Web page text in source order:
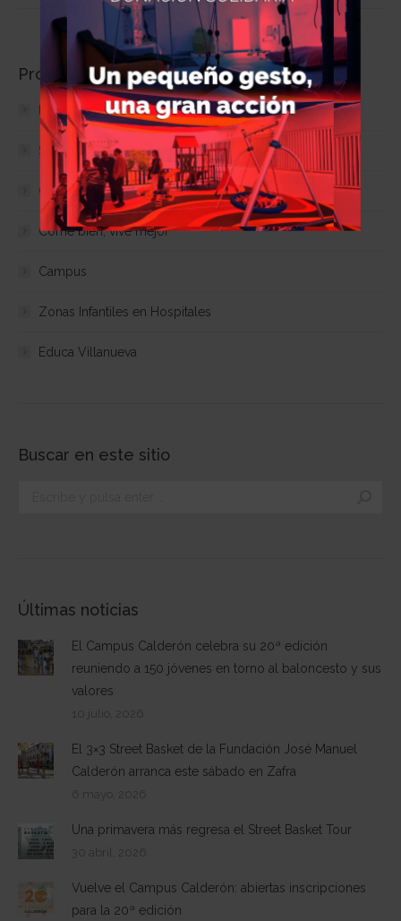
Proyectos actuales
Ponle un tapón al botellón
Street Basket 3×3
Copa Colegial
Come bien, vive mejor
Campus
Zonas Infantiles en Hospitales
Educa Villanueva
Buscar en este sitio
Últimas noticias
El Campus Calderón celebra su 20ª edición
reuniendo a 150 jóvenes en torno al baloncesto y sus
valores
10 julio, 2026
El 3×3 Street Basket de la Fundación José Manuel
Calderón arranca este sábado en Zafra
6 mayo, 2026
Una primavera más regresa el Street Basket Tour
30 abril, 2026
Vuelve el Campus Calderón: abiertas inscripciones
para la 20ª edición